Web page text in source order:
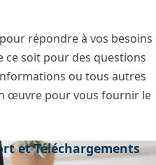
répondre à vos besoins
ce soit pour des questions
ou tous autres
œuvre pour vous fournir le
et Téléchargements